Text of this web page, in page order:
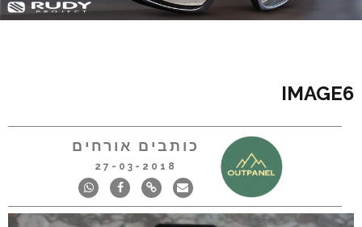
IMAGE6
כותבים אורחים
27-03-2018